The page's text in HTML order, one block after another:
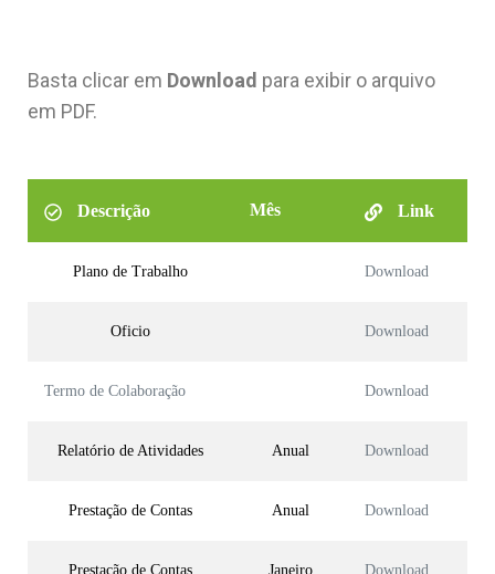
Basta clicar em Download para exibir o arquivo
em PDF.
Descrição Mês Link
Plano de Trabalho Download
Oficio Download
Termo de Colaboração Download
Relatório de Atividades Anual Download
Prestação de Contas Anual Download
Prestação de Contas Janeiro Download